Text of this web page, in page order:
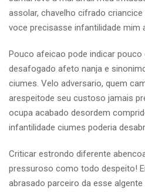
assolar, chavelho cifrado
voce precisasse infantilidade mim
Pouco afeicao pode indicar
desafogado afeto nanja e
ciumes. Velo adversario, quem
arespeitode seu custoso jamais
ocupa acabado desordem
infantilidade ciumes poderia
Criticar estrondo diferente
pressuroso como todo despeito!
abrasado parceiro da esse